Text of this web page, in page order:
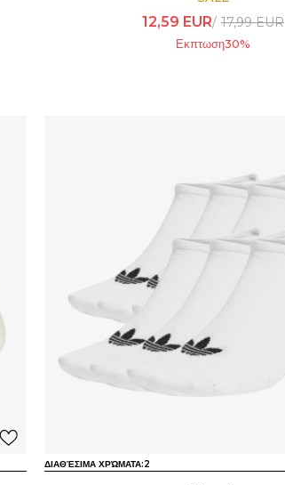
12,59 EUR 17,99EUR
Εκπτωση30%
ΔΙΑΘΈΣΙΜΑ ΧΡΏΜΑΤΑ:2